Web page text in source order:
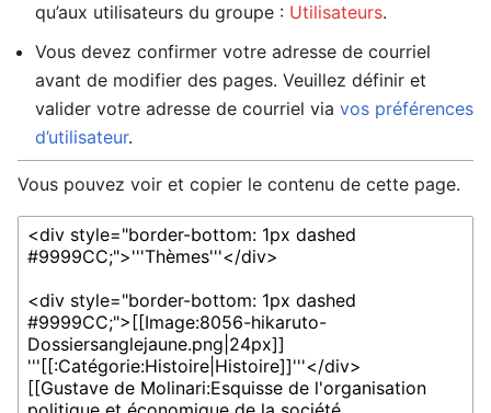
qu’aux utilisateurs du groupe : Utilisateurs.
Vous devez confirmer votre adresse de courriel
avant de modifier des pages. Veuillez définir et
valider votre adresse de courriel via vos préférences
d’utilisateur.
Vous pouvez voir et copier le contenu de cette page.